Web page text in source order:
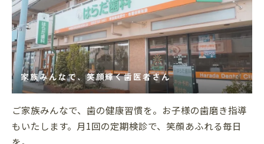
家族みんなで、笑顔輝く歯医者さん
ご家族みんなで、歯の健康習慣を。お子様の歯磨き指導
もいたします。月1回の定期検診で、笑顔あふれる毎日